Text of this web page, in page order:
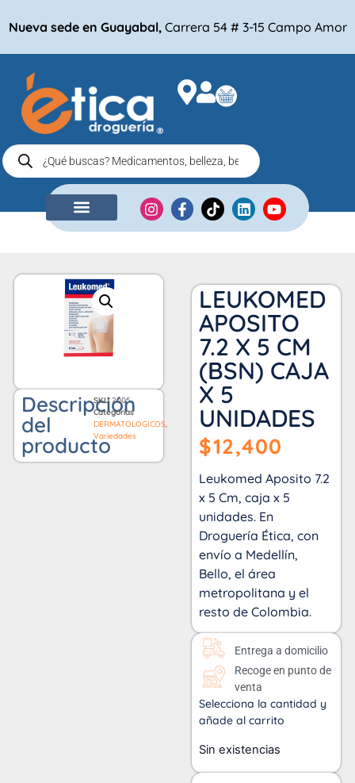
Nueva sede en Guayabal, Carrera 54 # 3-15 Campo Amor
Descripción
del
producto
SKU2005
Categorías
DERMATOLOGICOS
Variedades
LEUKOMED
APOSITO
7.2 X 5 CM
(BSN) CAJA
X 5
UNIDADES
$12,400
Leukomed Aposito 7.2
x 5 Cm, caja x 5
unidades. En
Droguería Ética, con
envío a Medellín,
Bello, el área
metropolitana y el
resto de Colombia.
Entrega a domicilio
Recoge en punto de
venta
Selecciona la cantidad y
añade al carrito
Sin existencias